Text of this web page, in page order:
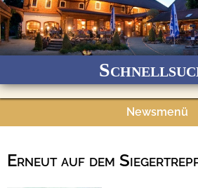
Ganzjährig geöffnet
Newsmenü
Campingplätze
Erneut auf dem